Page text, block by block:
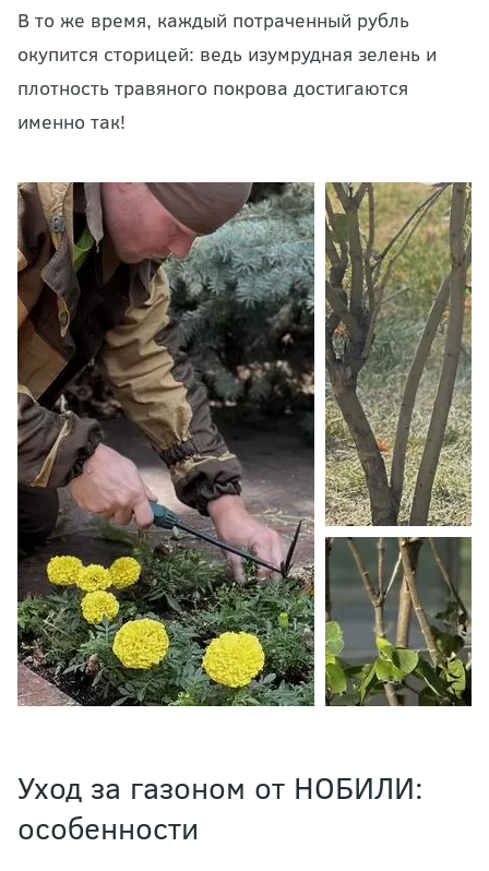
В то же время, каждый потраченный рубль
окупится сторицей: ведь изумрудная зелень и
плотность травяного покрова достигаются
именно так!
Уход за газоном от НОБИЛИ:
особенности